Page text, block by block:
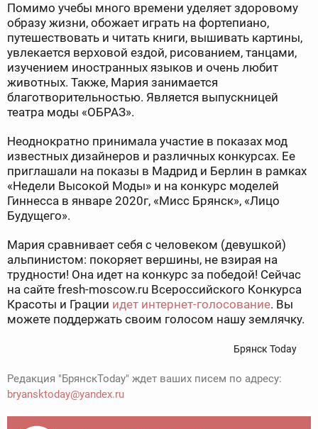
Помимо учебы много времени уделяет здоровому
образу жизни, обожает играть на фортепиано,
путешествовать и читать книги, вышивать картины,
увлекается верховой ездой, рисованием, танцами,
изучением иностранных языков и очень любит
животных. Также, Мария занимается
благотворительностью. Является выпускницей
театра моды «ОБРАЗ».
Неоднократно принимала участие в показах мод
известных дизайнеров и различных конкурсах. Ее
приглашали на показы в Мадрид и Берлин в рамках
«Недели Высокой Моды» и на конкурс моделей
Гиннесса в январе 2020г, «Мисс Брянск», «Лицо
Будущего».
Мария сравнивает себя с человеком (девушкой)
альпинистом: покоряет вершины, не взирая на
трудности! Она идет на конкурс за победой! Сейчас
на сайте fresh-moscow.ru Всероссийского Конкурса
Красоты и Грации идет интернет-голосование. Вы
можете поддержать своим голосом нашу землячку.
Брянск Today
Редакция "БрянскToday" ждет ваших писем по адресу:
bryansktoday@yandex.ru